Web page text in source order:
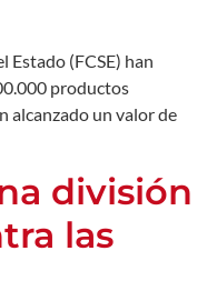
Estado (FCSE) han
productos
alcanzado un valor de
división
las